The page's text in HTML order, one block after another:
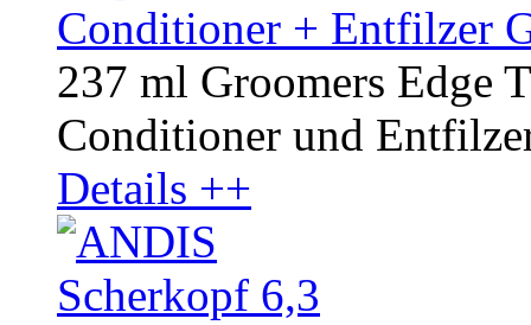
Conditioner + Entfilzer
237 ml Groomers Edge
Conditioner und
Details ++